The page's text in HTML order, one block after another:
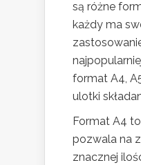
są różne
każdy ma
format A4,
ulotki
Format A4
pozwala na
znacznej